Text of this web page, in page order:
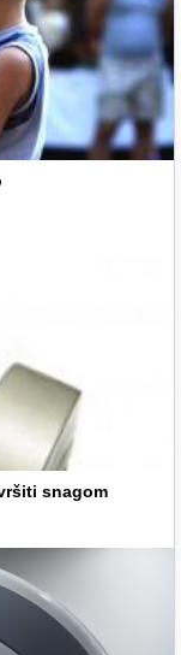
snagom